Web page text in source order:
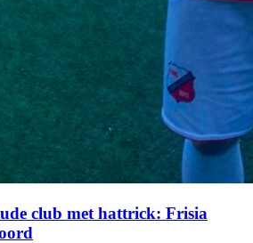
club met hattrick: Frisia